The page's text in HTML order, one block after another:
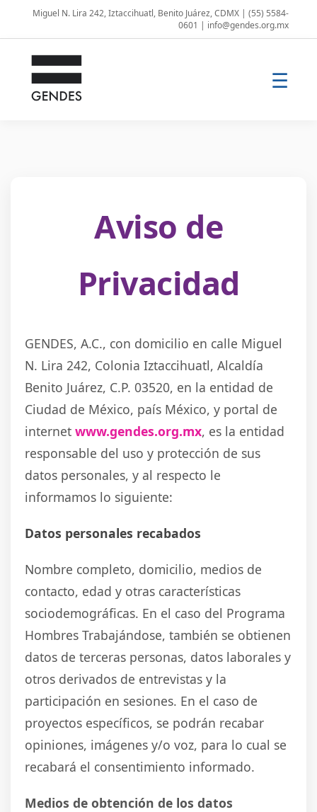
Miguel N. Lira 242, Iztaccihuatl, Benito Juárez, CDMX | (55) 5584-
0601 | info@gendes.org.mx
☰
Aviso de
Privacidad
GENDES, A.C., con domicilio en calle Miguel
N. Lira 242, Colonia Iztaccihuatl, Alcaldía
Benito Juárez, C.P. 03520, en la entidad de
Ciudad de México, país México, y portal de
internet www.gendes.org.mx, es la entidad
responsable del uso y protección de sus
datos personales, y al respecto le
informamos lo siguiente:
Datos personales recabados
Nombre completo, domicilio, medios de
contacto, edad y otras características
sociodemográficas. En el caso del Programa
Hombres Trabajándose, también se obtienen
datos de terceras personas, datos laborales y
otros derivados de entrevistas y la
participación en sesiones. En el caso de
proyectos específicos, se podrán recabar
opiniones, imágenes y/o voz, para lo cual se
recabará el consentimiento informado.
Medios de obtención de los datos